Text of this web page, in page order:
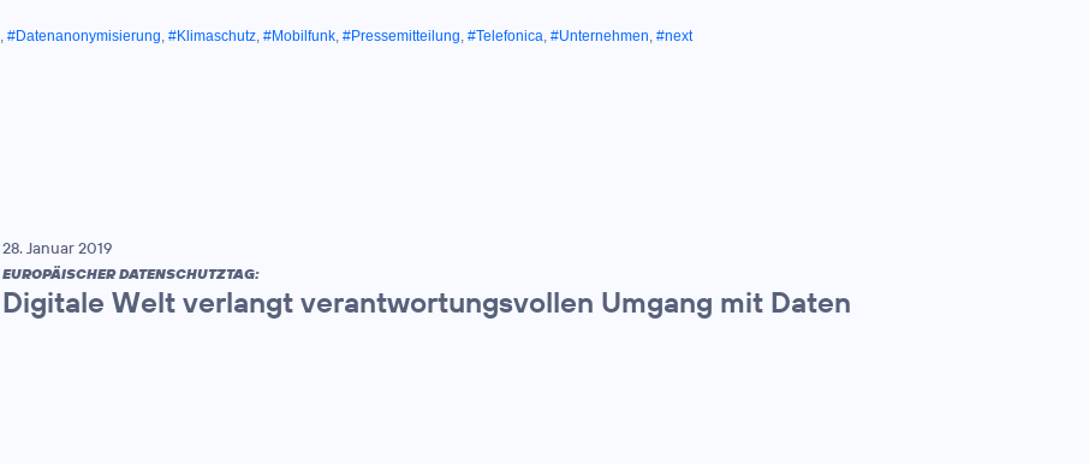
, #Datenanonymisierung, #Klimaschutz, #Mobilfunk, #Pressemitteilung, #Telefonica, #Unternehmen, #next
28. Januar 2019
EUROPÄISCHER DATENSCHUTZTAG:
Digitale Welt verlangt verantwortungsvollen Umgang mit Daten